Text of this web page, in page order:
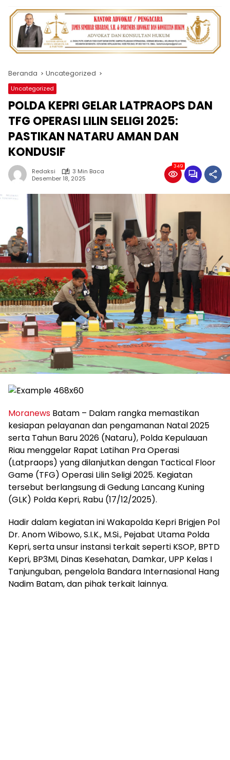
Beranda Uncategorized
Uncategorized
POLDA KEPRI GELAR LATPRAOPS DAN
TFG OPERASI LILIN SELIGI 2025:
PASTIKAN NATARU AMAN DAN
KONDUSIF
Redaksi
3 Min Baca
Desember 18, 2025
349
Moranews Batam – Dalam rangka memastikan
kesiapan pelayanan dan pengamanan Natal 2025
serta Tahun Baru 2026 (Nataru), Polda Kepulauan
Riau menggelar Rapat Latihan Pra Operasi
(Latpraops) yang dilanjutkan dengan Tactical Floor
Game (TFG) Operasi Lilin Seligi 2025. Kegiatan
tersebut berlangsung di Gedung Lancang Kuning
(GLK) Polda Kepri, Rabu (17/12/2025).
Hadir dalam kegiatan ini Wakapolda Kepri Brigjen Pol
Dr. Anom Wibowo, S.I.K., M.Si., Pejabat Utama Polda
Kepri, serta unsur instansi terkait seperti KSOP, BPTD
Kepri, BP3MI, Dinas Kesehatan, Damkar, UPP Kelas I
Tanjunguban, pengelola Bandara Internasional Hang
Nadim Batam, dan pihak terkait lainnya.